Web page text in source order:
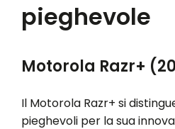
pieghevole
Motorola Razr+
Il Motorola Razr+ si
pieghevoli per la sua